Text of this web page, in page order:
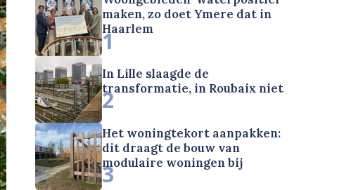
maken, zo doet Ymere dat in
Haarlem
1
In Lille slaagde de
transformatie, in Roubaix niet
2
Het woningtekort aanpakken:
dit draagt de bouw van
modulaire woningen bij
3